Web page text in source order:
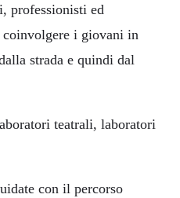
professionisti ed
coinvolgere i giovani in
strada e quindi dal
teatrali, laboratori
con il percorso